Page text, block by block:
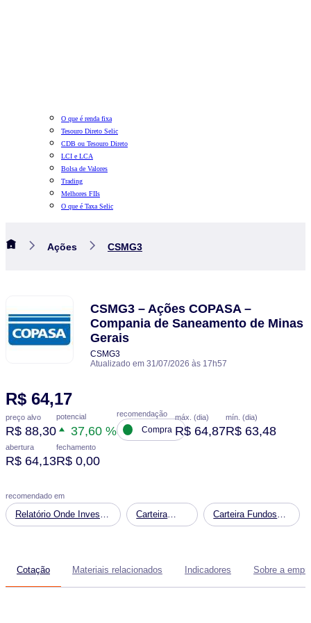
O que é renda fixa
Tesouro Direto Selic
CDB ou Tesouro Direto
LCI e LCA
Bolsa de Valores
Trading
Melhores FIIs
O que é Taxa Selic
Ações CSMG3
CSMG3 – Ações COPASA –
Compania de Saneamento de Minas
Gerais
CSMG3
Atualizado em 31/07/2026 às 17h57
R$ 64,17
preço alvo
R$ 88,30
potencial
37,60 %
recomendação
Compra
máx. (dia)
R$ 64,87
mín. (dia)
R$ 63,48
abertura
R$ 64,13
fechamento
R$ 0,00
recomendado em
Relatório Onde Investir
Carteira
Carteira Fundos
Cotação Materiais relacionados Indicadores Sobre a